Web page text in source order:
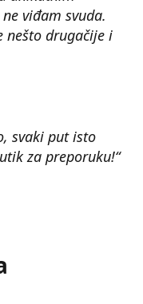
viđam svuda.
nešto drugačije i
svaki put isto
za preporuku!“